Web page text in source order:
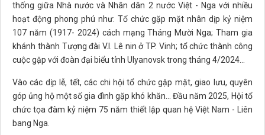
thống giữa Nhà nước và Nhân dân 2 nước Việt - Nga với nhiều
hoạt động phong phú như: Tổ chức gặp mặt nhân dịp kỷ niệm
107 năm (1917- 2024) cách mạng Tháng Mười Nga; Tham gia
khánh thành Tượng đài V.I. Lê nin ở TP. Vinh; tổ chức thành công
cuộc gặp với đoàn đại biểu tỉnh Ulyanovsk trong tháng 4/2024...
Vào các dịp lễ, tết, các chi hội tổ chức gặp mặt, giao lưu, quyên
góp ủng hộ một số gia đình gặp khó khăn... Đầu năm 2025, Hội tổ
chức tọa đàm kỷ niệm 75 năm thiết lập quan hệ Việt Nam - Liên
bang Nga.